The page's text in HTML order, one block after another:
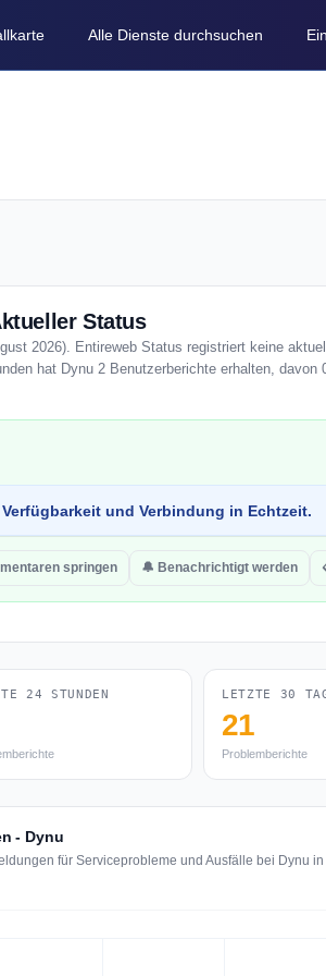
Alle Dienste durchsuchen
Status
2026). Entireweb Status registriert keine
hat Dynu 2 Benutzerberichte erhalten, davon
und Verbindung in Echtzeit.
springen 🔔 Benachrichtigt werden
24 STUNDEN LETZTE 30
21
Problemberichte
- Dynu
für Serviceprobleme und Ausfälle bei Dynu